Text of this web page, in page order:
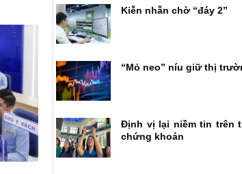
Kiễn nhẫn chờ “đáy 2”
“Mỏ neo” níu giữ thị
Định vị lại niềm tin trên
chứng khoán